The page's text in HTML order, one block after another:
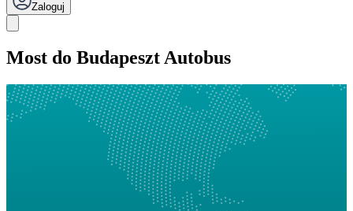
Zaloguj
Most do Budapeszt Autobus